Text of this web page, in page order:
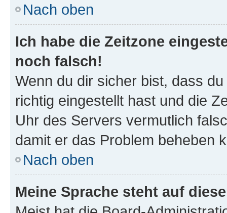
Nach oben
Ich habe die Zeitzone
noch falsch!
Wenn du dir sicher bist, dass
richtig eingestellt hast und die
Uhr des Servers vermutlich
damit er das Problem beheben
Nach oben
Meine Sprache steht auf